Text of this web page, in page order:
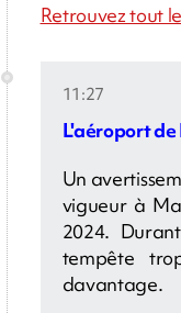
Retrouvez tout
11:27
L'aéroport
Un
vigueur à
2024.
tempête
davantage.